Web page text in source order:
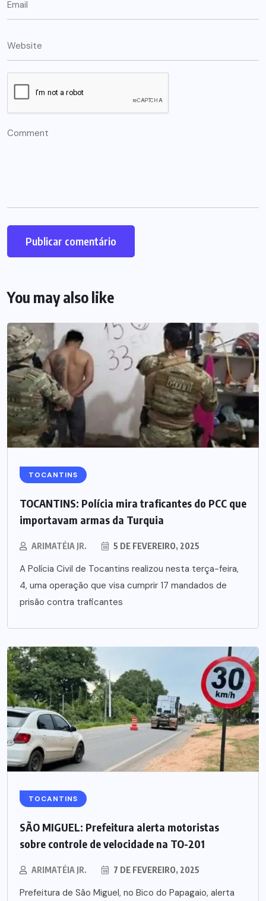
You may also like
TOCANTINS
TOCANTINS: Polícia mira traficantes do PCC que
importavam armas da Turquia
ARIMATÉIA JR. 5 DE FEVEREIRO, 2025
A Polícia Civil de Tocantins realizou nesta terça-feira,
4, uma operação que visa cumprir 17 mandados de
prisão contra traficantes
TOCANTINS
SÃO MIGUEL: Prefeitura alerta motoristas
sobre controle de velocidade na TO-201
ARIMATÉIA JR. 7 DE FEVEREIRO, 2025
Prefeitura de São Miguel, no Bico do Papagaio, alerta